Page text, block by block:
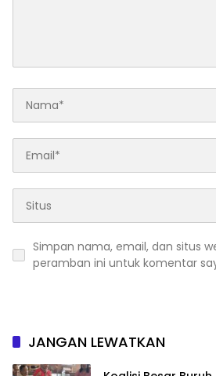
Simpan nama, email, dan situs
peramban ini untuk komentar
JANGAN LEWATKAN